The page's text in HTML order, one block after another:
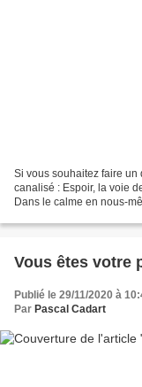
Si vous souhaitez faire un
canalisé : Espoir, la voie
Dans le calme en nous-
Vous êtes votre
Publié le 29/11/2020 à
Par Pascal Cadart